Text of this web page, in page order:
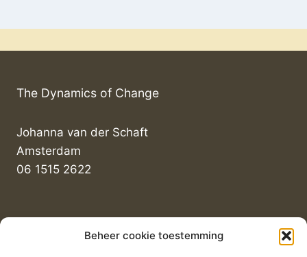
Beheer cookie toestemming
The Dynamics of Change
Johanna van der Schaft
Amsterdam
06 1515 2622